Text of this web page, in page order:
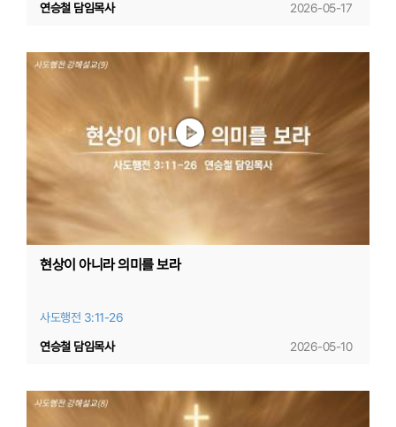
2026-05-17
연승철 담임목사
현상이 아니라 의미를 보라
사도행전 3:11-26
2026-05-10
연승철 담임목사